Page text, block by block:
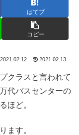
はてブ
コピー
2021.02.12 2021.02.13
クラスと言われて
代バスセンターの
ほど。
ます。